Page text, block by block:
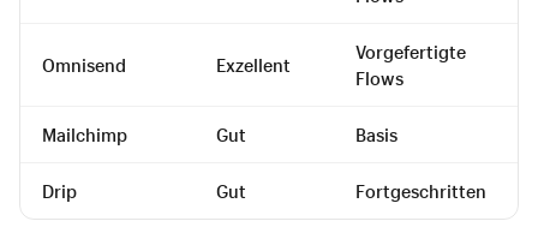
Omnisend Exzellent
Vorgefertigte
Flows
Mailchimp Gut Basis
Drip Gut Fortgeschritten